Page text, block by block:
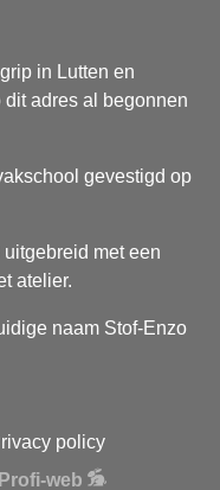
in Lutten en
adres al begonnen
gevestigd op
met een
atelier.
naam Stof-Enzo
policy
Profi-web